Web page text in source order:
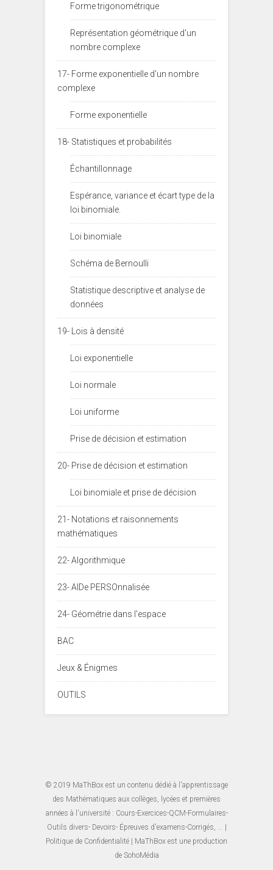
Forme trigonométrique
Représentation géométrique d'un
nombre complexe
17- Forme exponentielle d'un nombre
complexe
Forme exponentielle
18- Statistiques et probabilités
Échantillonnage
Espérance, variance et écart type de la
loi binomiale.
Loi binomiale
Schéma de Bernoulli
Statistique descriptive et analyse de
données
19- Lois à densité
Loi exponentielle
Loi normale
Loi uniforme
Prise de décision et estimation
20- Prise de décision et estimation
Loi binomiale et prise de décision
21- Notations et raisonnements
mathématiques
22- Algorithmique
23- AIDe PERSOnnalisée
24- Géométrie dans l'espace
BAC
Jeux & Énigmes
OUTILS
© 2019 MaThBox est un contenu dédié à l'apprentissage
des Mathématiques aux collèges, lycées et premières
années à l'université : Cours-Exercices-QCM-Formulaires-
Outils divers- Devoirs- Épreuves d'examens-Corrigés, ... |
Politique de Confidentialité | MaThBox est une production
de SohoMédia